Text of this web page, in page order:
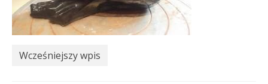
Wcześniejszy wpis